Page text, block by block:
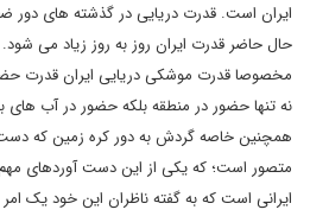
ایران است. قدرت دریایی در گذشته های دور
حال حاضر قدرت ایران روز به روز زیاد می
مخصوصا قدرت موشکی دریایی ایران قدرت
نه تنها حضور در منطقه بلکه حضور در آب های
همچنین خاصه گردش به دور کره زمین که
متصور است؛ که یکی از این دست آوردهای
ایرانی است که به گفته ناظران این خود یک امر